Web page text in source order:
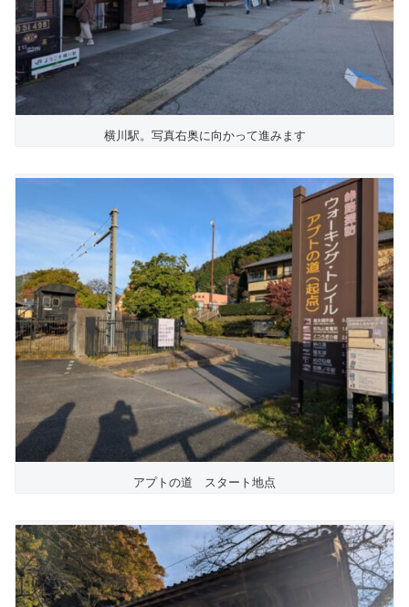
横川駅。写真右奥に向かって進みます
アプトの道 スタート地点